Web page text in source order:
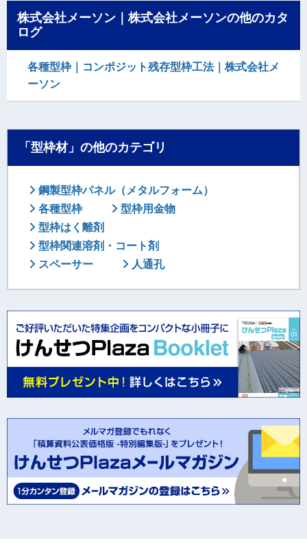
株式会社メーソン｜株式会社メーソンの他のカタ
ログ
各種型枠｜コンポジット残存型枠工法｜株式会社メ
ーソン
「型枠材」の他のカテゴリ
鋼製型枠パネル（メタルフォーム）
各種型枠
型枠用金物
型枠はく離剤
型枠関連溶剤・コート剤
スペーサー
人通孔